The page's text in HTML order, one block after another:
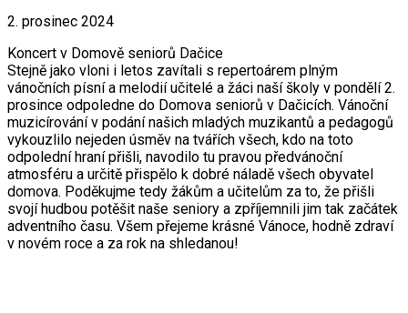
2. prosinec 2024
Koncert v Domově seniorů Dačice
Stejně jako vloni i letos zavítali s repertoárem plným
vánočních písní a melodií učitelé a žáci naší školy v pondělí 2.
prosince odpoledne do Domova seniorů v Dačicích. Vánoční
muzicírování v podání našich mladých muzikantů a pedagogů
vykouzlilo nejeden úsměv na tvářích všech, kdo na toto
odpolední hraní přišli, navodilo tu pravou předvánoční
atmosféru a určitě přispělo k dobré náladě všech obyvatel
domova. Poděkujme tedy žákům a učitelům za to, že přišli
svojí hudbou potěšit naše seniory a zpříjemnili jim tak začátek
adventního času. Všem přejeme krásné Vánoce, hodně zdraví
v novém roce a za rok na shledanou!